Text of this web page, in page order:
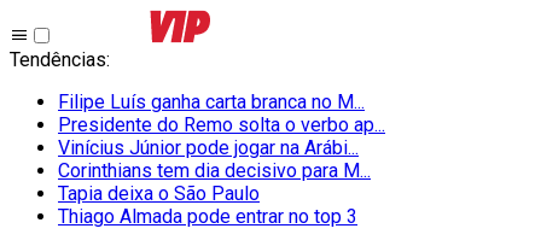
Tendências:
Filipe Luís ganha carta branca no M...
Presidente do Remo solta o verbo ap...
Vinícius Júnior pode jogar na Arábi...
Corinthians tem dia decisivo para M...
Tapia deixa o São Paulo
Thiago Almada pode entrar no top 3